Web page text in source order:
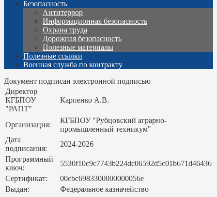
Безопасность
Антитеррор
Информационная безопасность
Охрана труда
Дорожная безопасность
Полезные материалы
Полезные ссылки
Военная служба по контракту
Документ подписан электронной подписью
Директор
КГБПОУ
"РАПТ"
Карпенко А.В.
Организация:
КГБПОУ "Рубцовский аграрно-
промышленный техникум"
Дата
подписания:
2024-2026
Программный
ключ:
5530f10c9c7743b224dc06592d5c01b671d46436
Сертификат:
00cbc6983300000000056e
Выдан:
Федеральное казначейство